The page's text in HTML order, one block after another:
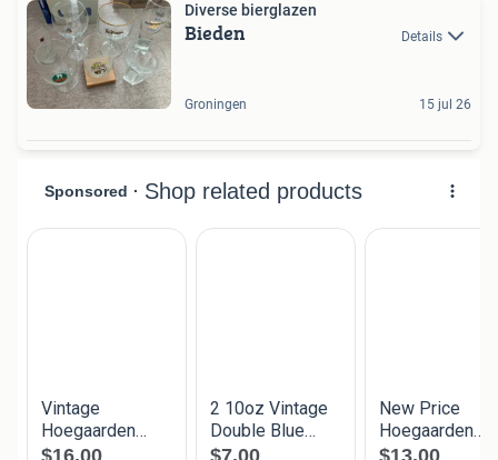
Diverse bierglazen
Bieden Details
Groningen 15 jul 26